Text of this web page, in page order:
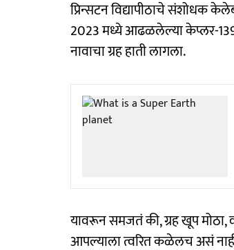
प्रिन्सटन विद्यापीठाचे
2023 मध्ये आढळलेल्या केप्लर-
नावाचा ग्रह हाती लागला.
यावरून समजतं की, ग्रह खूप मोठा,
आपल्याला त्वरित कळेलच असं